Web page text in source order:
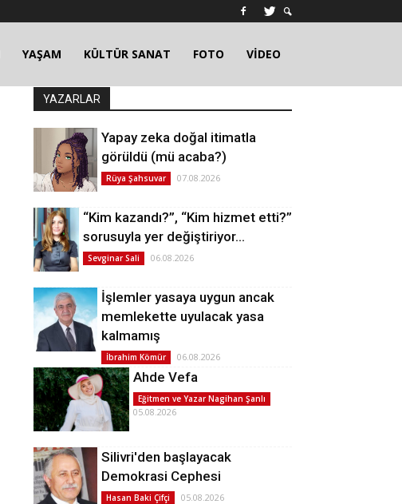
YAŞAM KÜLTÜR SANAT FOTO VİDEO
YAZARLAR
Yapay zeka doğal itimatla
görüldü (mü acaba?)
Rüya Şahsuvar 07.08.2026
“Kim kazandı?”, “Kim hizmet etti?”
sorusuyla yer değiştiriyor…
Sevginar Sali 06.08.2026
İşlemler yasaya uygun ancak
memlekette uyulacak yasa
kalmamış
İbrahim Kömür 06.08.2026
Ahde Vefa
Eğitmen ve Yazar Nagihan Şanlı
05.08.2026
Silivri'den başlayacak
Demokrasi Cephesi
Hasan Baki Çifçi 05.08.2026